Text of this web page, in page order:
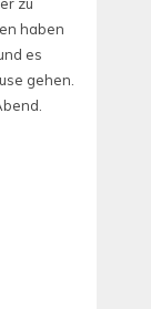
haben
es
gehen.